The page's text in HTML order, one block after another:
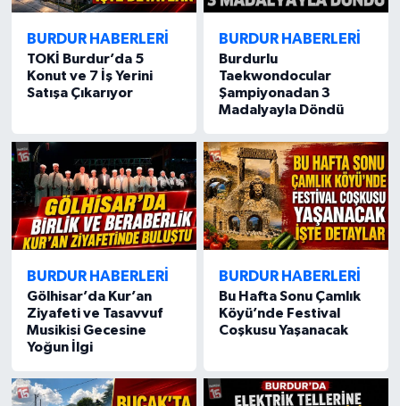
BURDUR HABERLERİ
TOKİ Burdur’da 5
Konut ve 7 İş Yerini
Satışa Çıkarıyor
BURDUR HABERLERİ
Burdurlu
Taekwondocular
Şampiyonadan 3
Madalyayla Döndü
BURDUR HABERLERİ
Gölhisar’da Kur’an
Ziyafeti ve Tasavvuf
Musikisi Gecesine
Yoğun İlgi
BURDUR HABERLERİ
Bu Hafta Sonu Çamlık
Köyü’nde Festival
Coşkusu Yaşanacak